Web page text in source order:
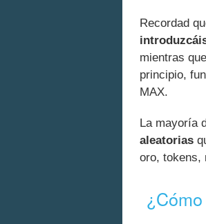
Recordad
mientras
principio,
MAX.
La mayoría
aleatorias
oro, tokens,